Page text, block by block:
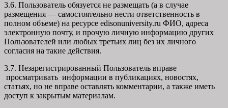
3.6. Пользователь обязуется не размещать (а в случае
размещения — самостоятельно нести ответственность в
полном объеме) на ресурсе edisonuniversity.ru ФИО, адреса
электронную почту, и прочую личную информацию других
Пользователей или любых третьих лиц без их личного
согласия на такие действия.
3.7. Незарегистрированный Пользователь вправе
просматривать информации в публикациях, новостях,
статьях, но не вправе оставлять комментарии, а также иметь
доступ к закрытым материалам.